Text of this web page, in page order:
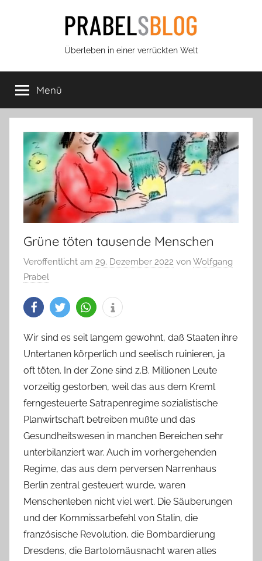
Prabels
Blog
Überleben in einer verrückten Welt
Menü
Grüne töten tausende Menschen
Veröffentlicht am 29. Dezember 2022 von Wolfgang
Prabel
Wir sind es seit langem gewohnt, daß Staaten ihre
Untertanen körperlich und seelisch ruinieren, ja
oft töten. In der Zone sind z.B. Millionen Leute
vorzeitig gestorben, weil das aus dem Kreml
ferngesteuerte Satrapenregime sozialistische
Planwirtschaft betreiben mußte und das
Gesundheitswesen in manchen Bereichen sehr
unterbilanziert war. Auch im vorhergehenden
Regime, das aus dem perversen Narrenhaus
Berlin zentral gesteuert wurde, waren
Menschenleben nicht viel wert. Die Säuberungen
und der Kommissarbefehl von Stalin, die
französische Revolution, die Bombardierung
Dresdens, die Bartolomäusnacht waren alles